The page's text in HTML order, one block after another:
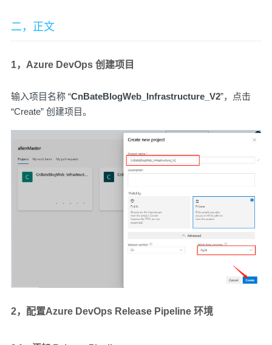
二，正文
1，Azure DevOps 创建项目
输入项目名称 “CnBateBlogWeb_Infrastructure_V2”，点击
“Create” 创建项目。
2，配置Azure DevOps Release Pipeline 环境